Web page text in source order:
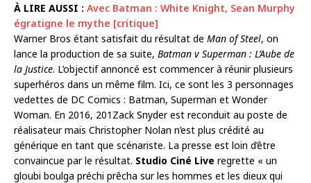
À LIRE AUSSI : Avec Batman : White Knight, Sean Murphy
égratigne le mythe [critique]
Warner Bros étant satisfait du résultat de Man of Steel, on
lance la production de sa suite, Batman v Superman : L’Aube de
la Justice. L’objectif annoncé est commencer à réunir plusieurs
superhéros dans un même film. Ici, ce sont les 3 personnages
vedettes de DC Comics : Batman, Superman et Wonder
Woman. En 2016, 201Zack Snyder est reconduit au poste de
réalisateur mais Christopher Nolan n’est plus crédité au
générique en tant que scénariste. La presse est loin d’être
convaincue par le résultat. Studio Ciné Live regrette « un
gloubi boulga préchi prêcha sur les hommes et les dieux qui